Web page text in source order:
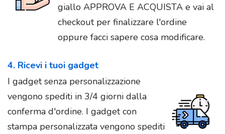
giallo APPROVA E ACQUISTA e vai al
checkout per finalizzare l'ordine
oppure facci sapere cosa modificare.
4. Ricevi i tuoi gadget
I gadget senza personalizzazione
vengono spediti in 3/4 giorni dalla
conferma d'ordine. I gadget con
stampa personalizzata vengono spediti